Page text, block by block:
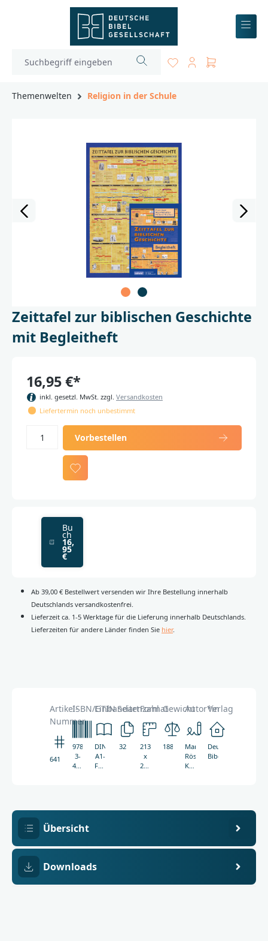
Themenwelten Religion in der Schule
Zeittafel zur biblischen Geschichte
mit Begleitheft
16,95 €*
inkl. gesetzl. MwSt. zzgl. Versandkosten
Liefertermin noch unbestimmt
Vorbestellen
Bu
ch
16,
95
€
Ab 39,00 € Bestellwert versenden wir Ihre Bestellung innerhalb
Deutschlands versandkostenfrei.
Lieferzeit ca. 1-5 Werktage für die Lieferung innerhalb Deutschlands.
Lieferzeiten für andere Länder finden Sie hier.
Artikel-
Nummer
6415
ISBN/GTIN
978-
3-
438-
Einbandart
DIN
A1-
Format,
Seitenzahl
32
Format
213
x
278
Gewicht
188g
Autor*in
Martin
Rösel
Klaus-
Verlag
Deutsche
Bibelgesellschaft
Übersicht
Downloads